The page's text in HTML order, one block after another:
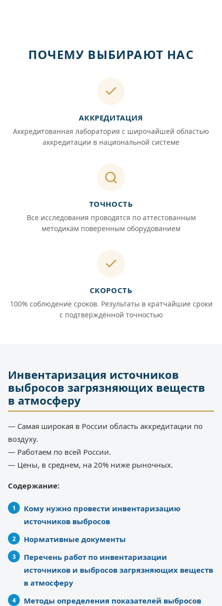
ПОЧЕМУ ВЫБИРАЮТ НАС
АККРЕДИТАЦИЯ
Аккредитованная лаборатория с широчайшей областью
аккредитации в национальной системе
ТОЧНОСТЬ
Все исследования проводятся по аттестованным
методикам поверенным оборудованием
СКОРОСТЬ
100% соблюдение сроков. Результаты в кратчайшие сроки
с подтверждённой точностью
Инвентаризация источников
выбросов загрязняющих веществ
в атмосферу
— Самая широкая в России область аккредитации по
воздуху.
— Работаем по всей России.
— Цены, в среднем, на 20% ниже рыночных.
Содержание:
Кому нужно провести инвентаризацию
источников выбросов
Нормативные документы
Перечень работ по инвентаризации
источников и выбросов загрязняющих веществ
в атмосферу
Методы определения показателей выбросов